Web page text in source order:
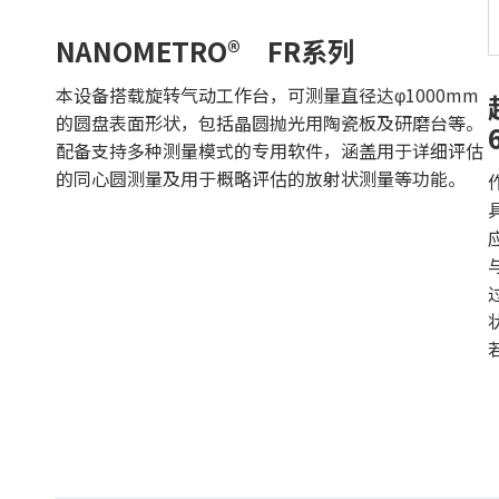
NANOMETRO® FR系列
本设备搭载旋转气动工作台，可测量直径达φ1000mm
的圆盘表面形状，包括晶圆抛光用陶瓷板及研磨台等。
配备支持多种测量模式的专用软件，涵盖用于详细评估
的同心圆测量及用于概略评估的放射状测量等功能。